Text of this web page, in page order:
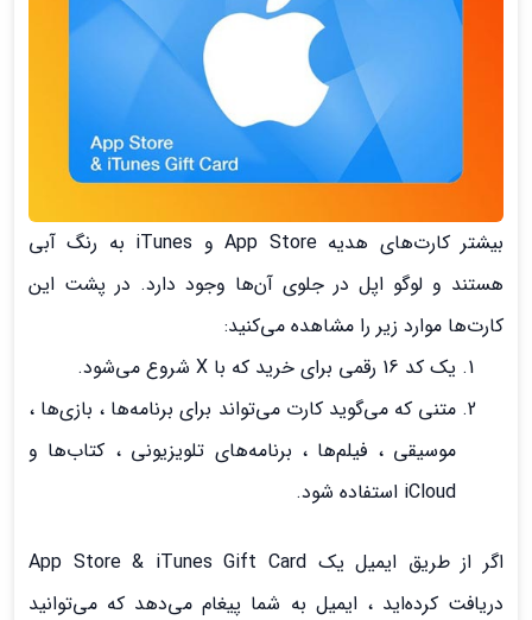
بیشتر کارت‌های هدیه App Store و iTunes به رنگ آبی
هستند و لوگو اپل در جلوی آن‌ها وجود دارد. در پشت این
کارت‌ها موارد زیر را مشاهده می‌کنید:
یک کد 16 رقمی برای خرید که با X شروع می‌شود.
متنی که می‌گوید کارت می‌تواند برای برنامه‌ها ، بازی‌ها ،
موسیقی ، فیلم‌ها ، برنامه‌های تلویزیونی ، کتاب‌ها و
iCloud استفاده شود.
اگر از طریق ایمیل یک App Store & iTunes Gift Card
دریافت کرده‌اید ، ایمیل به شما پیغام می‌دهد که می‌توانید